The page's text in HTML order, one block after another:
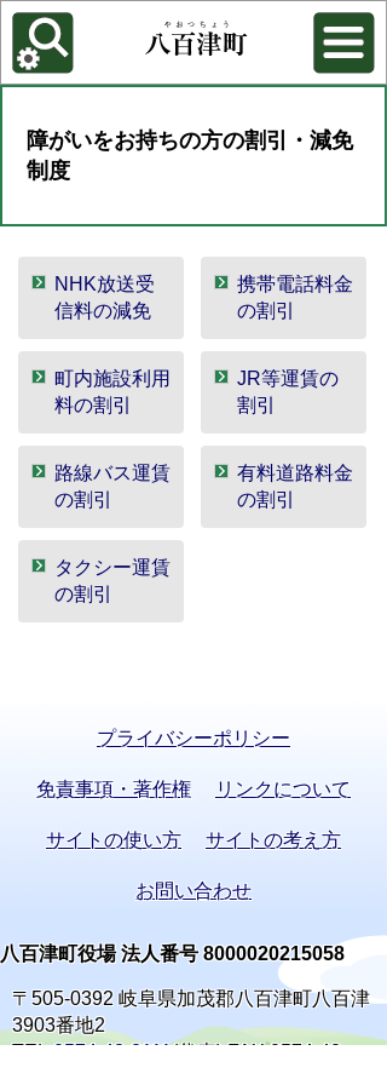
各種機能
背景色を変更する
障がいをお持ちの方の割引・減免
制度
NHK放送受
信料の減免
携帯電話料金
の割引
町内施設利用
料の割引
JR等運賃の
割引
路線バス運賃
の割引
有料道路料金
の割引
タクシー運賃
の割引
プライバシーポリシー
免責事項・著作権 リンクについて
サイトの使い方 サイトの考え方
お問い合わせ
八百津町役場 法人番号 8000020215058
〒505-0392 岐阜県加茂郡八百津町八百津
3903番地2
TEL:0574-43-2111(代表) FAX:0574-43-